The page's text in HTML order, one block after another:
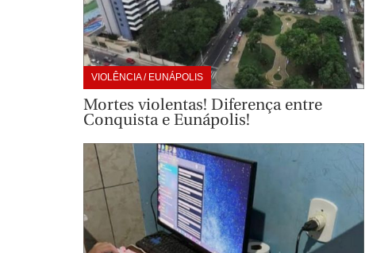
VIOLÊNCIA / EUNÁPOLIS
Mortes violentas! Diferença entre
Conquista e Eunápolis!